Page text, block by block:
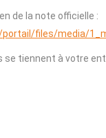
de la note officielle :
files/media/
tiennent à votre